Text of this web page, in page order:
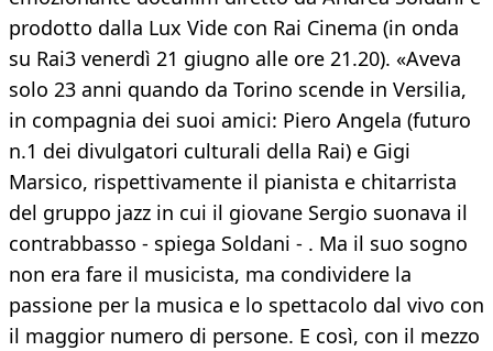
prodotto dalla Lux Vide con Rai Cinema (in onda
su Rai3 venerdì 21 giugno alle ore 21.20). «Aveva
solo 23 anni quando da Torino scende in Versilia,
in compagnia dei suoi amici: Piero Angela (futuro
n.1 dei divulgatori culturali della Rai) e Gigi
Marsico, rispettivamente il pianista e chitarrista
del gruppo jazz in cui il giovane Sergio suonava il
contrabbasso - spiega Soldani - . Ma il suo sogno
non era fare il musicista, ma condividere la
passione per la musica e lo spettacolo dal vivo con
il maggior numero di persone. E così, con il mezzo